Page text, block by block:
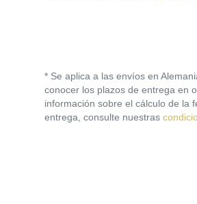
* Se aplica a las envíos en
conocer los plazos de entrega en
información sobre el cálculo de la
entrega, consulte nuestras